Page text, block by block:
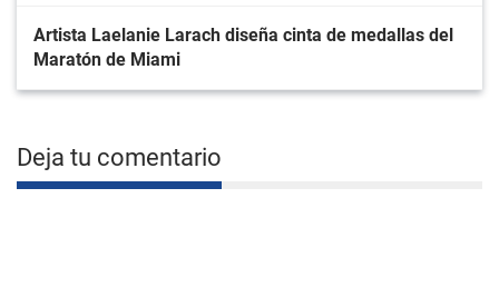
Artista Laelanie Larach diseña cinta de medallas del
Maratón de Miami
Deja tu comentario